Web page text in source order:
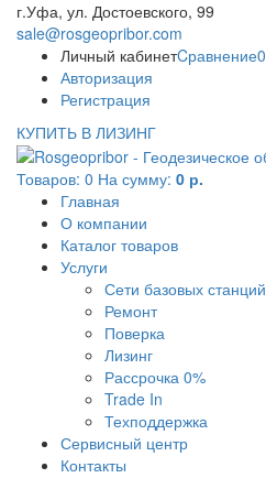
г.Уфа, ул. Достоевского, 99
sale@rosgeopribor.com
Личный кабинет
Авторизация
Регистрация
Cравнение0
КУПИТЬ В ЛИЗИНГ
Товаров: 0 На сумму: 0 р.
Главная
О компании
Каталог товаров
Услуги
Сети базовых станций
Ремонт
Поверка
Лизинг
Рассрочка 0%
Trade In
Техподдержка
Сервисный центр
Контакты